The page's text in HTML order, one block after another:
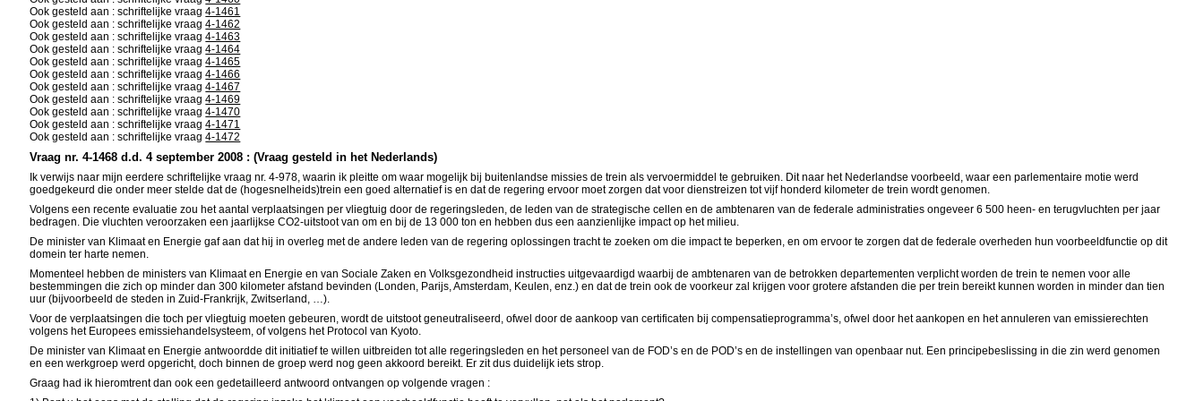
Ook gesteld aan : schriftelijke vraag4-1461
Ook gesteld aan : schriftelijke vraag4-1462
Ook gesteld aan : schriftelijke vraag4-1463
Ook gesteld aan : schriftelijke vraag4-1464
Ook gesteld aan : schriftelijke vraag4-1465
Ook gesteld aan : schriftelijke vraag4-1466
Ook gesteld aan : schriftelijke vraag4-1467
Ook gesteld aan : schriftelijke vraag4-1469
Ook gesteld aan : schriftelijke vraag4-1470
Ook gesteld aan : schriftelijke vraag4-1471
Ook gesteld aan : schriftelijke vraag4-1472
Vraag nr. 4-1468 d.d. 4 september 2008 : (Vraag gesteld in het Nederlands)
Ik verwijs naar mijn eerdere schriftelijke vraag nr. 4-978, waarin ik pleitte om waar mogelijk bij buitenlandse missies de trein als vervoermiddel te gebruiken. Dit naar het Nederlandse voorbeeld, waar een parlementaire motie werd
goedgekeurd die onder meer stelde dat de (hogesnelheids)trein een goed alternatief is en dat de regering ervoor moet zorgen dat voor dienstreizen tot vijf honderd kilometer de trein wordt genomen.
Volgens een recente evaluatie zou het aantal verplaatsingen per vliegtuig door de regeringsleden, de leden van de strategische cellen en de ambtenaren van de federale administraties ongeveer 6 500 heen- en terugvluchten per jaar
bedragen. Die vluchten veroorzaken een jaarlijkse CO2-uitstoot van om en bij de 13 000 ton en hebben dus een aanzienlijke impact op het milieu.
De minister van Klimaat en Energie gaf aan dat hij in overleg met de andere leden van de regering oplossingen tracht te zoeken om die impact te beperken, en om ervoor te zorgen dat de federale overheden hun voorbeeldfunctie op dit
domein ter harte nemen.
Momenteel hebben de ministers van Klimaat en Energie en van Sociale Zaken en Volksgezondheid instructies uitgevaardigd waarbij de ambtenaren van de betrokken departementen verplicht worden de trein te nemen voor alle
bestemmingen die zich op minder dan 300 kilometer afstand bevinden (Londen, Parijs, Amsterdam, Keulen, enz.) en dat de trein ook de voorkeur zal krijgen voor grotere afstanden die per trein bereikt kunnen worden in minder dan tien
uur (bijvoorbeeld de steden in Zuid-Frankrijk, Zwitserland, …).
Voor de verplaatsingen die toch per vliegtuig moeten gebeuren, wordt de uitstoot geneutraliseerd, ofwel door de aankoop van certificaten bij compensatieprogramma’s, ofwel door het aankopen en het annuleren van emissierechten
volgens het Europees emissiehandelsysteem, of volgens het Protocol van Kyoto.
De minister van Klimaat en Energie antwoordde dit initiatief te willen uitbreiden tot alle regeringsleden en het personeel van de FOD’s en de POD’s en de instellingen van openbaar nut. Een principebeslissing in die zin werd genomen
en een werkgroep werd opgericht, doch binnen de groep werd nog geen akkoord bereikt. Er zit dus duidelijk iets strop.
Graag had ik hieromtrent dan ook een gedetailleerd antwoord ontvangen op volgende vragen :